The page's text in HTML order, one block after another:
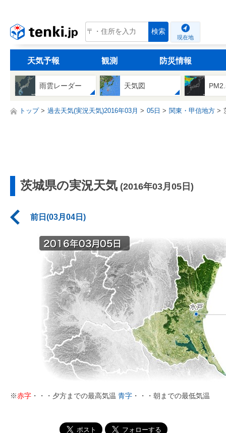
tenki.jp 検索
現在地
天気予報 観測 防災情報
雨雲レーダー 天気図
トップ 過去天気(実況天気)2016年03月 05日 関東・甲信地方
茨城県の実況天気 (2016年03月05日)
前日(03月04日)
※赤字 ・・・夕方までの最高気温 青字 ・・・朝までの最低気温